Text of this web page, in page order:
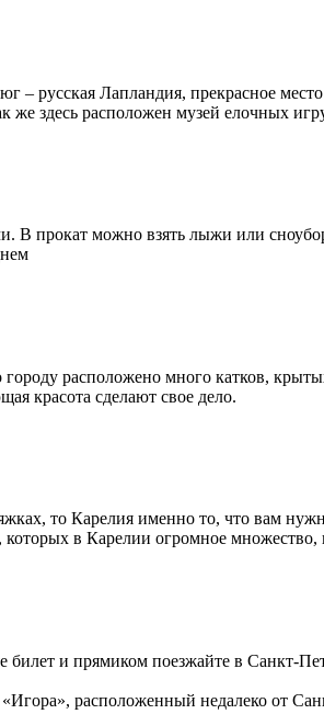
Лапландия, прекрасное
же здесь расположен музей елочных
В прокат можно взять лыжи или
расположено много катков,
красота сделают свое дело.
то Карелия именно то, что вам
в Карелии огромное множество,
и прямиком поезжайте в Санкт-
расположенный недалеко от